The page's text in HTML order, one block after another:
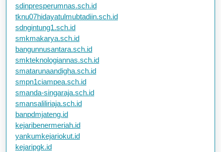
sdinpresperumnas.sch.id
tknu07hidayatulmubtadiin.sch.id
sdngintung1.sch.id
smkmakarya.sch.id
bangunnusantara.sch.id
smkteknologiannas.sch.id
smatarunaandigha.sch.id
smpn1ciampea.sch.id
smanda-singaraja.sch.id
smansaliliriaja.sch.id
banpdmjateng.id
kejaribenermeriah.id
yankumkejariokut.id
kejaripgk.id